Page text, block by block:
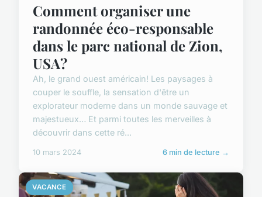
Comment organiser une
randonnée éco-responsable
dans le parc national de Zion,
USA?
Ah, le grand ouest américain! Les paysages à
couper le souffle, la sensation d'être un
explorateur moderne dans un monde sauvage et
majestueux… Et parmi toutes les merveilles à
découvrir dans cette ré...
10 mars 2024 6 min de lecture →
VACANCE